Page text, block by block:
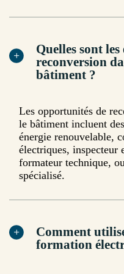
Quelles sont
reconversion
bâtiment ?
Les opportunités de
le bâtiment incluent
énergie renouvelable,
électriques, inspecteur
formateur technique,
spécialisé.
Comment
formation